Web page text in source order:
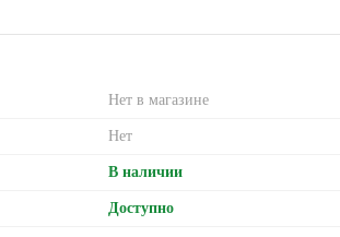
Нет в магазине
Нет
В наличии
Доступно